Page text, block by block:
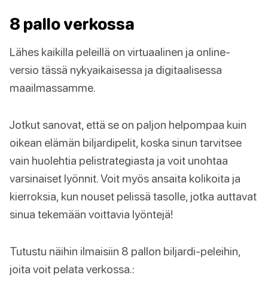
8 pallo verkossa
Lähes kaikilla peleillä on virtuaalinen ja online-
versio tässä nykyaikaisessa ja digitaalisessa
maailmassamme.
Jotkut sanovat, että se on paljon helpompaa kuin
oikean elämän biljardipelit, koska sinun tarvitsee
vain huolehtia pelistrategiasta ja voit unohtaa
varsinaiset lyönnit. Voit myös ansaita kolikoita ja
kierroksia, kun nouset pelissä tasolle, jotka auttavat
sinua tekemään voittavia lyöntejä!
Tutustu näihin ilmaisiin 8 pallon biljardi-peleihin,
joita voit pelata verkossa.: